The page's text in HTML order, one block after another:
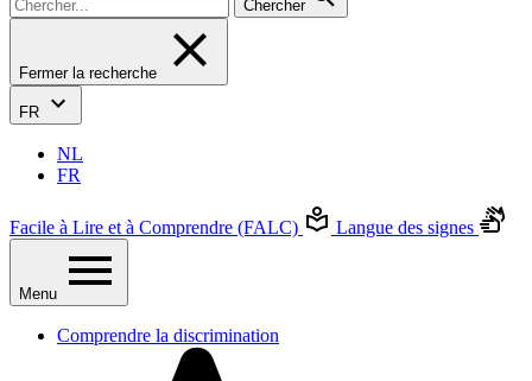
Chercher
Fermer la recherche
FR
NL
FR
Facile à Lire et à Comprendre (FALC) Langue des signes
Menu
Comprendre la discrimination